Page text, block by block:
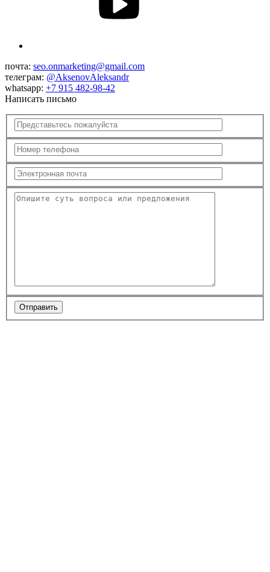
почта: seo.onmarketing@gmail.com
телеграм: @AksenovAleksandr
whatsapp: +7 915 482-98-42
Написать письмо